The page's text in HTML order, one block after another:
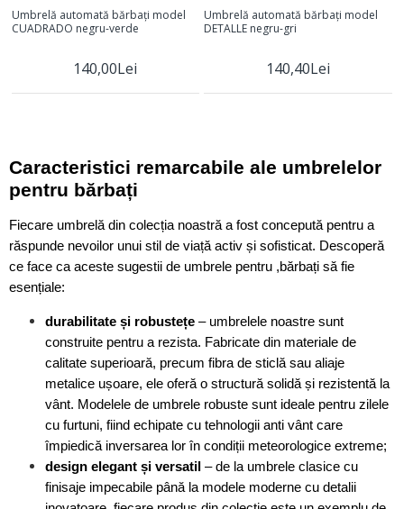
Umbrelă automată bărbați model
CUADRADO negru-verde
140,00Lei
Umbrelă automată bărbați model
DETALLE negru-gri
140,40Lei
Caracteristici remarcabile ale umbrelelor
pentru bărbați
Fiecare umbrelă din colecția noastră a fost concepută pentru a
răspunde nevoilor unui stil de viață activ și sofisticat. Descoperă
ce face ca aceste sugestii de umbrele pentru ,bărbați să fie
esențiale:
durabilitate și robustețe – umbrelele noastre sunt
construite pentru a rezista. Fabricate din materiale de
calitate superioară, precum fibra de sticlă sau aliaje
metalice ușoare, ele oferă o structură solidă și rezistentă la
vânt. Modelele de umbrele robuste sunt ideale pentru zilele
cu furtuni, fiind echipate cu tehnologii anti vânt care
împiedică inversarea lor în condiții meteorologice extreme;
design elegant și versatil – de la umbrele clasice cu
finisaje impecabile până la modele moderne cu detalii